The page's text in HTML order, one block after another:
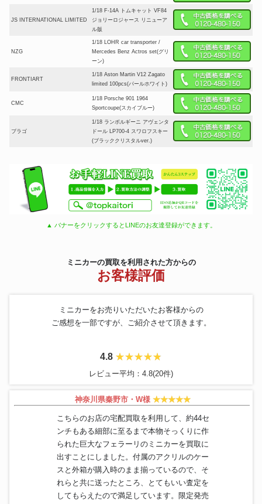
JS INTERNATIONAL LIMITED
1/18 F-14A トムキャット VF84
ジョリーロジャース リニューア
ル版
NZG
1/18 LOHR car transporter /
Mercedes Benz Actros set(グリ
ーン)
FRONTIART
1/18 Aston Martin V12 Zagato
limited 100pcs(パールホワイト)
CMC
1/18 Porsche 901 1964
Sportcoupe(スカイブルー)
ブラゴ
1/18 ランボルギーニ アヴェンタ
ドール LP700-4 スワロフスキー
(ブラッククリスタルver.)
▲ バナーをクリックするとLINEのお友達登録ができます。
ミニカーの買取を利用された方からの
お客様評価
ミニカーをお売りいただいたお客様からの
ご感想を一部ですが、ご紹介させて頂きます。
4.8
レビュー平均：4.8(20件)
神奈川県秦野市・W様
こちらのお店の宅配買取を利用して、約44セ
ンチもある細部に至るまで本物そっくりに作
られた巨大なフェラーリのミニカーを買取に
出すことにしました。付属のアクリルのケー
スと外箱が購入時のまま揃っているので、そ
れらと共に送ったところ、とてもいい査定を
してもらえたので満足しています。限定発売